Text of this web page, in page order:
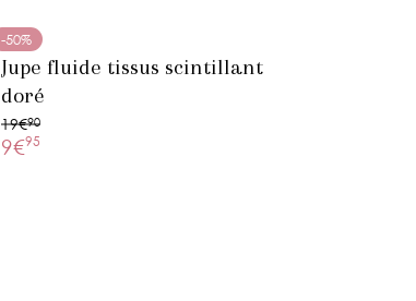
-50%
Jupe fluide tissus scintillant
doré
19€90
9€95